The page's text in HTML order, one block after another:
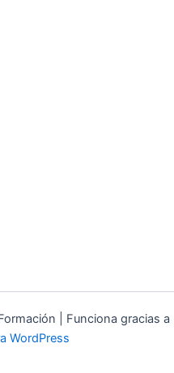
| Funciona gracias a
WordPress